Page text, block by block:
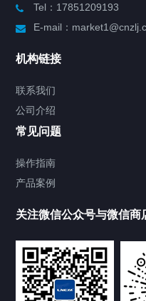
制冷加热动态控温系统
Chiller直冷控温机组
Heating Circulator加热
Freezer低温箱
Tel：17851209193
E-mail：
机构链接
联系我们
公司介绍
常见问题
操作指南
产品案例
关注微信公众号与微信商